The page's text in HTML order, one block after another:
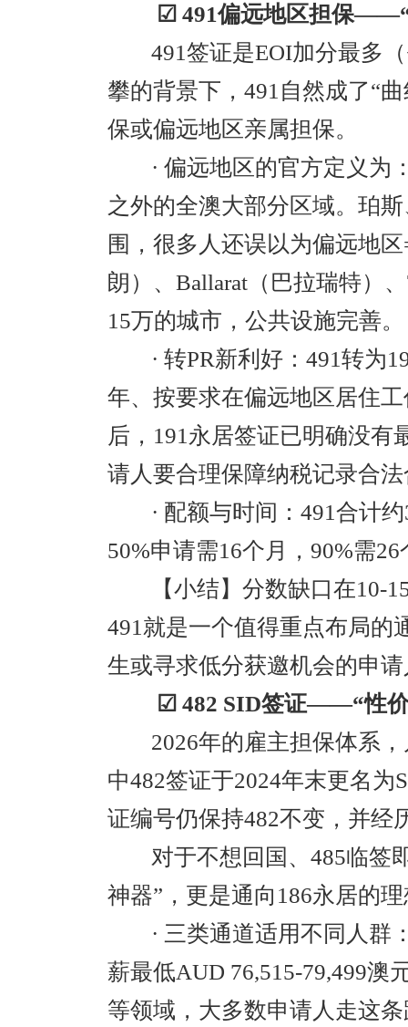
☑ 491偏远地区担保
491签证是EOI加分最多
攀的背景下，491自然成了“
保或偏远地区亲属担保。
· 偏远地区的官方定义为
之外的全澳大部分区域。珀
围，很多人还误以为偏远地
朗）、Ballarat（巴拉瑞特）
15万的城市，公共设施完善。
· 转PR新利好：491转为
年、按要求在偏远地区居住
后，191永居签证已明确没有
请人要合理保障纳税记录合
· 配额与时间：491合计
50%申请需16个月，90%需
【小结】分数缺口在10-
491就是一个值得重点布局的
生或寻求低分获邀机会的申
☑ 482 SID签证——“性
2026年的雇主担保体系
中482签证于2024年末更名为
证编号仍保持482不变，并经
对于不想回国、485临签
神器”，更是通向186永居的
· 三类通道适用不同人群
薪最低AUD 76,515-79,499
等领域，大多数申请人走这